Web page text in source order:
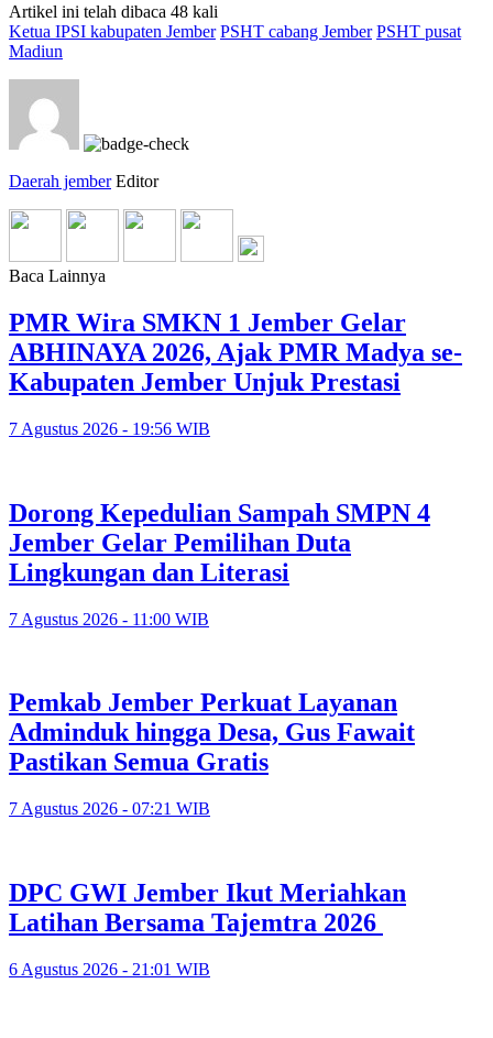
Artikel ini telah dibaca 48 kali
Ketua IPSI kabupaten Jember PSHT cabang Jember PSHT pusat
Madiun
Daerah jember Editor
Baca Lainnya
PMR Wira SMKN 1 Jember Gelar
ABHINAYA 2026, Ajak PMR Madya se-
Kabupaten Jember Unjuk Prestasi
7 Agustus 2026 - 19:56 WIB
Dorong Kepedulian Sampah SMPN 4
Jember Gelar Pemilihan Duta
Lingkungan dan Literasi
7 Agustus 2026 - 11:00 WIB
Pemkab Jember Perkuat Layanan
Adminduk hingga Desa, Gus Fawait
Pastikan Semua Gratis
7 Agustus 2026 - 07:21 WIB
DPC GWI Jember Ikut Meriahkan
Latihan Bersama Tajemtra 2026
6 Agustus 2026 - 21:01 WIB